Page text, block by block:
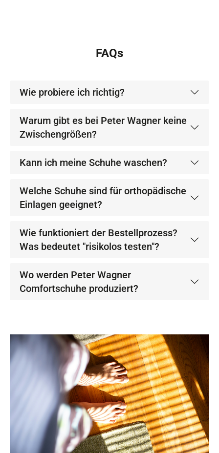
FAQs
Wie probiere ich richtig?
Warum gibt es bei Peter Wagner keine
Zwischengrößen?
Kann ich meine Schuhe waschen?
Welche Schuhe sind für orthopädische
Einlagen geeignet?
Wie funktioniert der Bestellprozess?
Was bedeutet "risikolos testen"?
Wo werden Peter Wagner
Comfortschuhe produziert?